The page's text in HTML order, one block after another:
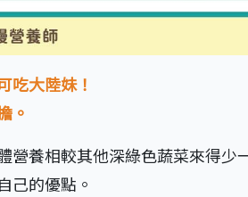
吃大陸妹！
。
營養相較其他深綠色蔬菜來得少
己的優點。